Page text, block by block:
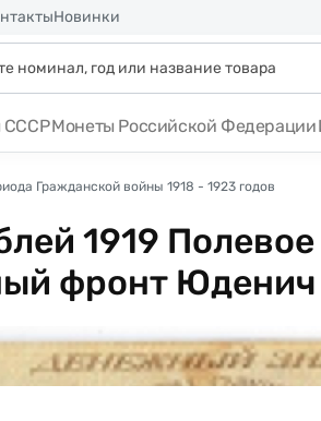
Новинки
СССРМонеты Российской Федерации
Гражданской войны 1918 - 1923 годов
1919
фронт Юденич